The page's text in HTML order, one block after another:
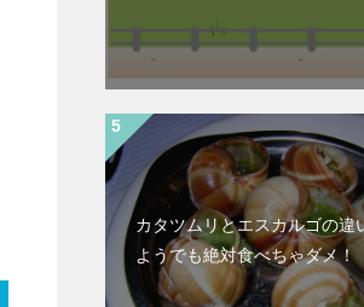
カタツムリとエスカルゴの違
ようでも絶対食べちゃダメ！